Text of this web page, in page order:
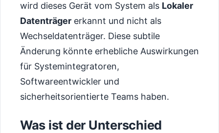
wird dieses Gerät vom System als Lokaler
Datenträger erkannt und nicht als
Wechseldatenträger. Diese subtile
Änderung könnte erhebliche Auswirkungen
für Systemintegratoren,
Softwareentwickler und
sicherheitsorientierte Teams haben.
Was ist der Unterschied